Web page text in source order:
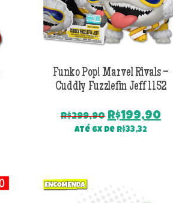
Funko Pop! Marvel Rivals –
Cuddly Fuzzlefin Jeff 1152
R$299,90 O
preço
R$199,90O
Até 6x de R$33,32